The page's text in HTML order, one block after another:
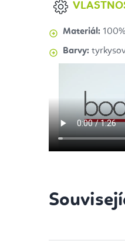
Materiál:
Barvy: